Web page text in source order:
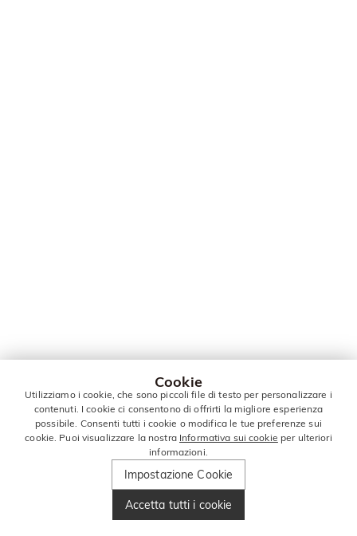
Cookie
Utilizziamo i cookie, che sono piccoli file di testo per personalizzare i
contenuti. I cookie ci consentono di offrirti la migliore esperienza
possibile. Consenti tutti i cookie o modifica le tue preferenze sui
cookie. Puoi visualizzare la nostra Informativa sui cookie per ulteriori
informazioni.
Impostazione Cookie
Accetta tutti i cookie